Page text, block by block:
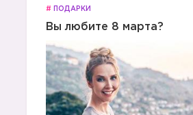
# ПОДАРКИ
Вы любите 8 марта?